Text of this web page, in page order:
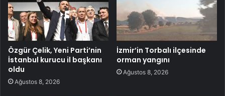
Özgür Çelik, Yeni Parti’nin
İstanbul kurucu il başkanı
oldu
Ağustos 8, 2026
İzmir’in Torbalı ilçesinde
orman yangını
Ağustos 8, 2026